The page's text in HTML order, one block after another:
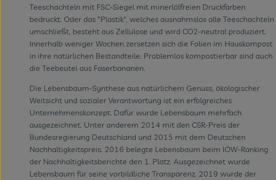
Teeschachteln mit FSC-Siegel mit minerlölfreien Druckfarben
bedruckt. Oder das "Plastik", welches ausnahmslos alle Teeschachteln
umschließt, besteht aus Zellulose und wird CO2-neutral produziert.
Innerhalb weniger Wochen zersetzen sich die Folien im Hauskompost
in ihre natürlichen Bestandteile. Problemlos kompostierbar sind auch
die Teebeutel aus Faserbananen.
Die Lebensbaum-Synthese aus natürlichem Genuss, ökologischer
Weitsicht und sozialer Verantwortung ist ein erfolgreiches
Unternehmenskonzept. Dafür wurde Lebensbaum mehrfach
ausgezeichnet. Unter anderem 2014 mit den CSR-Preis der
Bundesregierung Deutschland und 2015 mit dem Deutschen
Nachhaltigkeitspreis. 2016 belegte Lebensbaum beim IÖW-Ranking
der Nachhaltigkeitsberichte den 1. Platz. Ausgezeichnet wurde
Lebensbaum für seine vorbildliche Transparenz. 2019 wurde der